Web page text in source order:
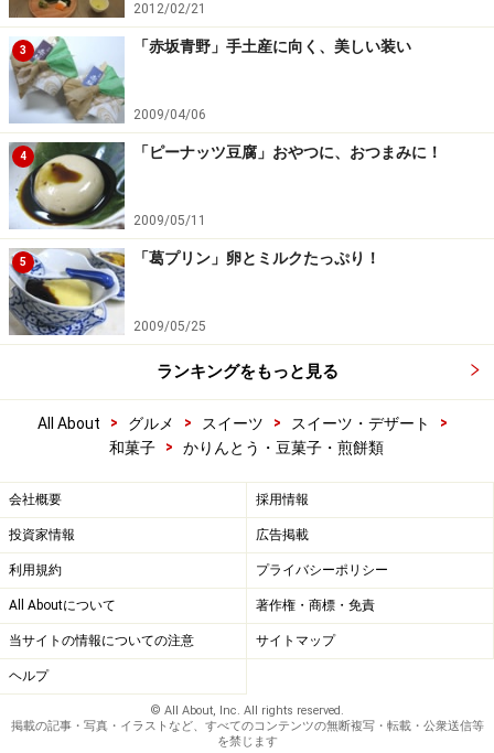
2012/02/21
3 「赤坂青野」手土産に向く、美しい装い
2009/04/06
4 「ピーナッツ豆腐」おやつに、おつまみに！
2009/05/11
5 「葛プリン」卵とミルクたっぷり！
2009/05/25
ランキングをもっと見る
All About > グルメ > スイーツ > スイーツ・デザート
>
和菓子
> かりんとう・豆菓子・煎餅類
会社概要 採用情報
投資家情報 広告掲載
利用規約 プライバシーポリシー
All Aboutについて 著作権・商標・免責
当サイトの情報についての注意 サイトマップ
ヘルプ
© All About, Inc. All rights reserved.
掲載の記事・写真・イラストなど、すべてのコンテンツの無断複写・転載・公衆送信等
を禁じます